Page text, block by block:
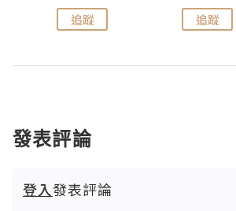
追蹤 追蹤
發表評論
登入發表評論